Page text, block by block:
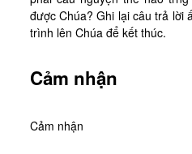
được Chúa? Ghi lại câu trả lời
trình lên Chúa để kết thúc.
Cảm nhận
Cảm nhận